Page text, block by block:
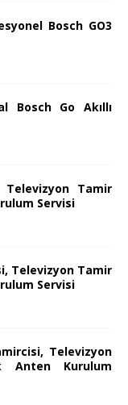
Bosch GO3
Bosch Go Akıllı
Televizyon Tamir
Servisi
Televizyon Tamir
Servisi
Televizyon
Anten Kurulum